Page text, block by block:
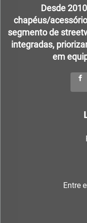
Desde
chapéus/
segmento de
integradas,
em
Entre